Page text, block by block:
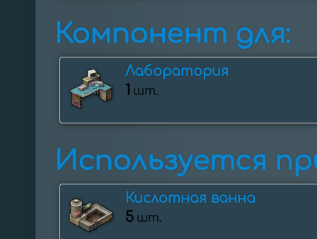
Компонент для:
Лаборатория
1 шт.
Используется
Кислотная ванна
5 шт.